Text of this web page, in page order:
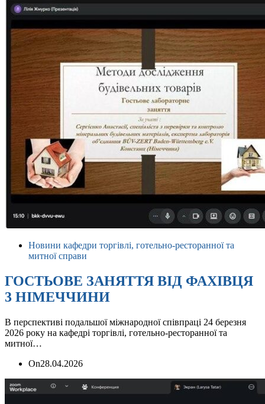
Новини кафедри торгівлі, готельно-ресторанної та
митної справи
ГОСТЬОВЕ ЗАНЯТТЯ ВІД ФАХІВЦЯ
3 НІМЕЧЧИНИ
В перспективі подальшої міжнародної співпраці 24 березня
2026 року на кафедрі торгівлі, готельно-ресторанної та
митної…
On28.04.2026